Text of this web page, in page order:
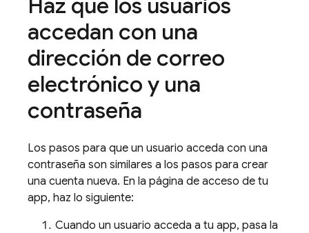
Haz que los usuarios
accedan con una
dirección de correo
electrónico y una
contraseña
Los pasos para que un usuario acceda con una
contraseña son similares a los pasos para crear
una cuenta nueva. En la página de acceso de tu
app, haz lo siguiente:
Cuando un usuario acceda a tu app, pasa la